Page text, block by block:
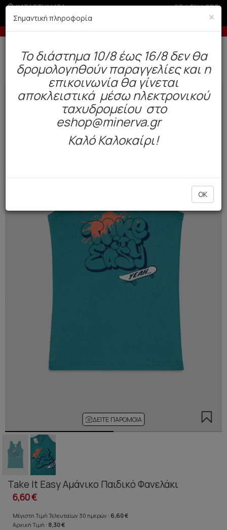
ΚΑΤΑΣΤΗΜΑΤΑ GR|EN|SRB
δόσεις με πιστωτική άνω των 50€ -10%
Δωρεάν αποστολή άνω των 49€. Παράδοση σε 3-5 εργάσιμες.
Παιδί Αγόρι Φανελάκια
NEW
ΔΕΊΤΕ ΠΑΡΌΜΟΙΑ
Take It Easy Αμάνικο Παιδικό Φανελάκι
6,60 €
Μέγιστη Τιμή Τελευταίων 30 ημερών : 6,60 €
Αρχική Τιμή : 8,30 €
×
Σημαντική πληροφορία
To διάστημα 10/8 έως 16/8 δεν θα
δρομολογηθούν παραγγελίες και η
επικοινωνία θα γίνεται
αποκλειστικά μέσω ηλεκτρονικού
ταχυδρομείου στο
eshop@minerva.gr
Καλό Καλοκαίρι!
OK